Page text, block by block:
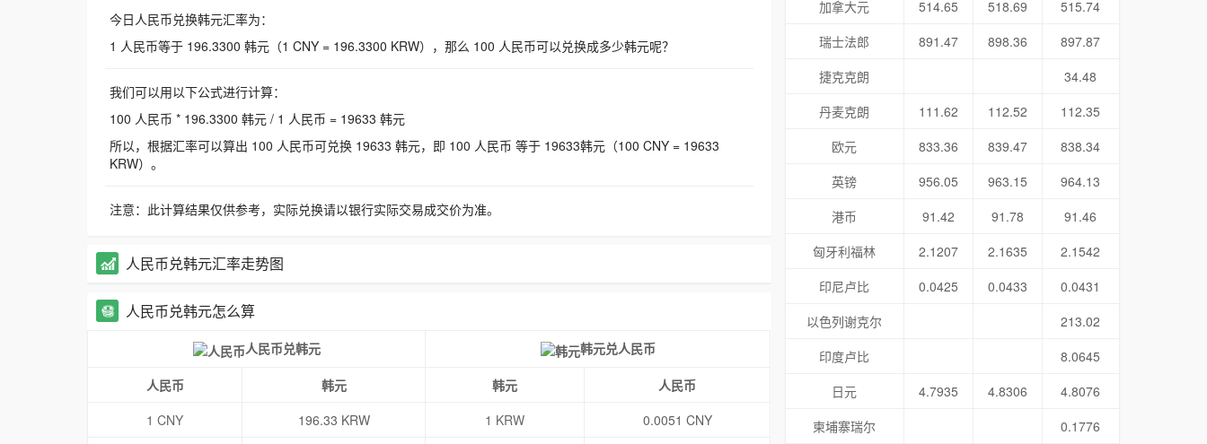
今日人民币兑换韩元汇率为：
1 人民币等于 196.3300 韩元（1 CNY = 196.3300 KRW），那么 100 人民币可以兑换成多少韩元呢？
我们可以用以下公式进行计算：
100 人民币 * 196.3300 韩元 / 1 人民币 = 19633 韩元
所以，根据汇率可以算出 100 人民币可兑换 19633 韩元，即 100 人民币 等于 19633韩元（100 CNY = 19633
KRW）。
注意：此计算结果仅供参考，实际兑换请以银行实际交易成交价为准。
人民币兑韩元汇率走势图
人民币兑韩元怎么算
人民币兑韩元 韩元兑人民币
人民币 韩元 韩元
人民币
1 CNY
196.33 KRW 1 KRW
0.0051 CNY
加拿大元
514.65 518.69
515.74
瑞士法郎
891.47 898.36
897.87
捷克克朗
34.48
丹麦克朗
111.62 112.52
112.35
欧元
833.36 839.47
838.34
英镑
956.05 963.15
964.13
港币
91.42 91.78
91.46
匈牙利福林
2.1207 2.1635
2.1542
印尼卢比
0.0425 0.0433
0.0431
以色列谢克尔
213.02
印度卢比
8.0645
日元
4.7935 4.8306
4.8076
柬埔寨瑞尔
0.1776